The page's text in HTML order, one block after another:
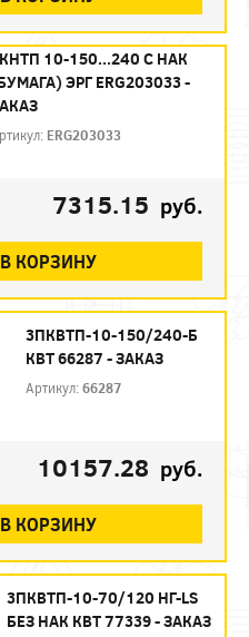
10-150...240 С НАК
ЭРГ ERG203033 -
ERG203033
7315.15 руб.
В КОРЗИНУ
3ПКВТП-10-150/240-Б
КВТ 66287 - ЗАКАЗ
Артикул:66287
10157.28 руб.
В КОРЗИНУ
3ПКВТП-10-70/120 НГ-LS
БЕЗ НАК КВТ 77339 - ЗАКАЗ